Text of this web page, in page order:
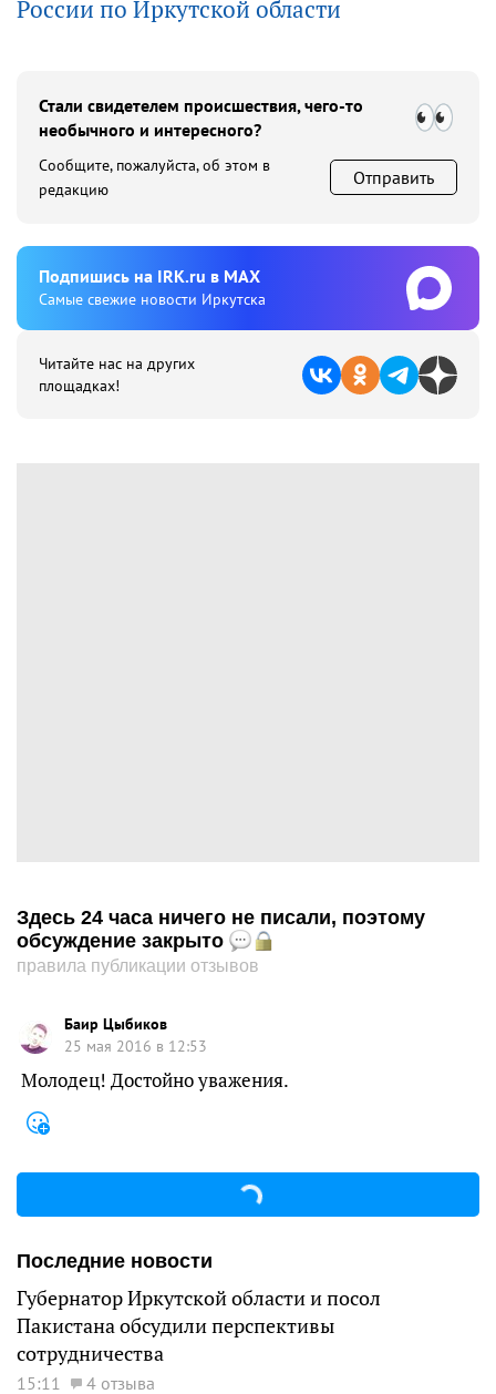
России по Иркутской области
Стали свидетелем происшествия, чего-то
необычного и интересного?
Сообщите, пожалуйста, об этом в
редакцию
Отправить
Подпишиcь на IRK.ru в MAX
Cамые свежие новости Иркутска
Читайте нас на других
площадках!
Здесь 24 часа ничего не писали, поэтому
обсуждение закрыто
правила публикации отзывов
Баир Цыбиков
25 мая 2016 в 12:53
Молодец! Достойно уважения.
Последние новости
Губернатор Иркутской области и посол
Пакистана обсудили перспективы
сотрудничества
15:11 4 отзыва